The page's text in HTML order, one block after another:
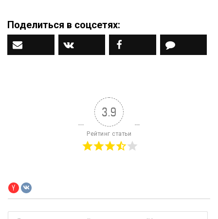
Поделиться в соцсетях:
Наш ДЗЕН канал
3.9
Рейтинг статьи